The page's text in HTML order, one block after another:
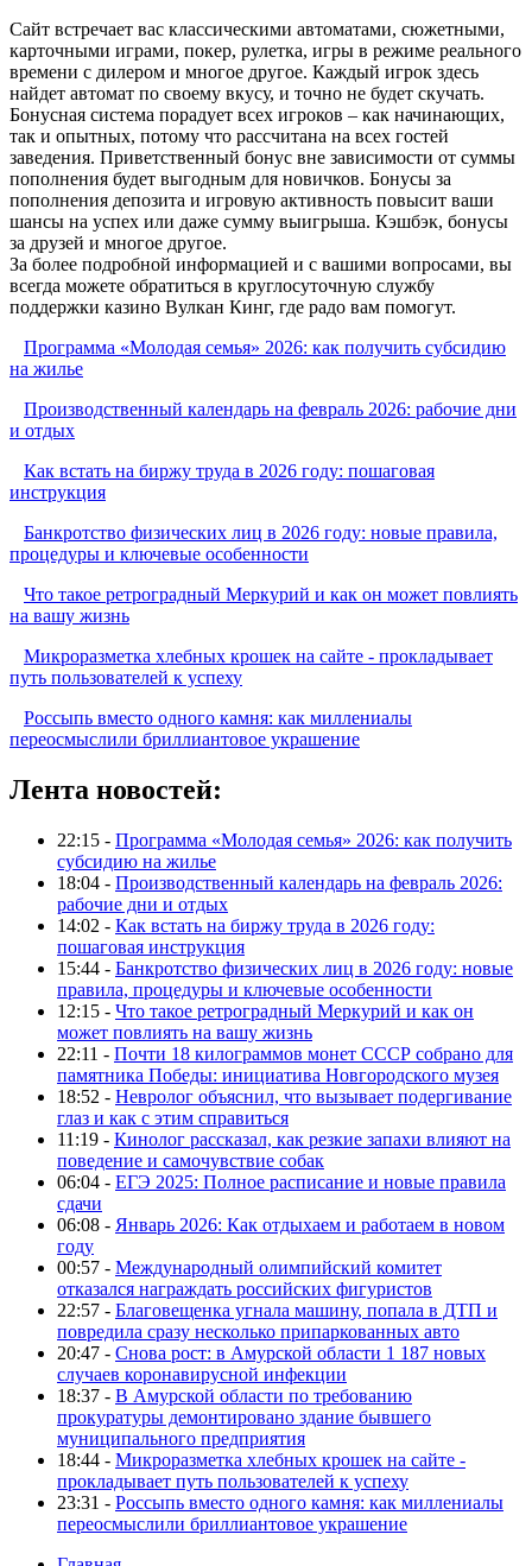
Сайт встречает вас классическими автоматами, сюжетными,
карточными играми, покер, рулетка, игры в режиме реального
времени с дилером и многое другое. Каждый игрок здесь
найдет автомат по своему вкусу, и точно не будет скучать.
Бонусная система порадует всех игроков – как начинающих,
так и опытных, потому что рассчитана на всех гостей
заведения. Приветственный бонус вне зависимости от суммы
пополнения будет выгодным для новичков. Бонусы за
пополнения депозита и игровую активность повысит ваши
шансы на успех или даже сумму выигрыша. Кэшбэк, бонусы
за друзей и многое другое.
За более подробной информацией и с вашими вопросами, вы
всегда можете обратиться в круглосуточную службу
поддержки казино Вулкан Кинг, где радо вам помогут.
Программа «Молодая семья» 2026: как получить субсидию
на жилье
Производственный календарь на февраль 2026: рабочие дни
и отдых
Как встать на биржу труда в 2026 году: пошаговая
инструкция
Банкротство физических лиц в 2026 году: новые правила,
процедуры и ключевые особенности
Что такое ретроградный Меркурий и как он может повлиять
на вашу жизнь
Микроразметка хлебных крошек на сайте - прокладывает
путь пользователей к успеху
Россыпь вместо одного камня: как миллениалы
переосмыслили бриллиантовое украшение
Лента новостей:
22:15 - Программа «Молодая семья» 2026: как получить
субсидию на жилье
18:04 - Производственный календарь на февраль 2026:
рабочие дни и отдых
14:02 - Как встать на биржу труда в 2026 году:
пошаговая инструкция
15:44 - Банкротство физических лиц в 2026 году: новые
правила, процедуры и ключевые особенности
12:15 - Что такое ретроградный Меркурий и как он
может повлиять на вашу жизнь
22:11 - Почти 18 килограммов монет СССР собрано для
памятника Победы: инициатива Новгородского музея
18:52 - Невролог объяснил, что вызывает подергивание
глаз и как с этим справиться
11:19 - Кинолог рассказал, как резкие запахи влияют на
поведение и самочувствие собак
06:04 - ЕГЭ 2025: Полное расписание и новые правила
сдачи
06:08 - Январь 2026: Как отдыхаем и работаем в новом
году
00:57 - Международный олимпийский комитет
отказался награждать российских фигуристов
22:57 - Благовещенка угнала машину, попала в ДТП и
повредила сразу несколько припаркованных авто
20:47 - Снова рост: в Амурской области 1 187 новых
случаев коронавирусной инфекции
18:37 - В Амурской области по требованию
прокуратуры демонтировано здание бывшего
муниципального предприятия
18:44 - Микроразметка хлебных крошек на сайте -
прокладывает путь пользователей к успеху
23:31 - Россыпь вместо одного камня: как миллениалы
переосмыслили бриллиантовое украшение